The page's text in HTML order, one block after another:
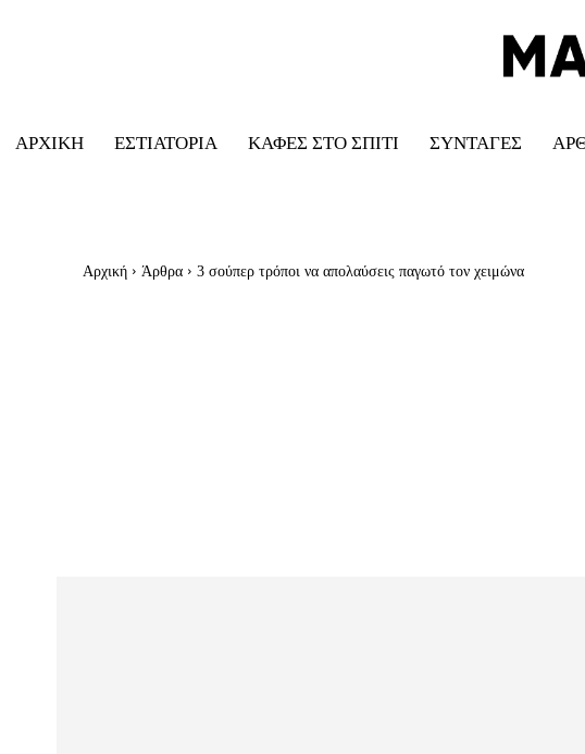
ΑΡΧΙΚΉ ΕΣΤΙΑΤΌΡΙΑ ΚΑΦΈΣ ΣΤΟ ΣΠΊΤΙ ΣΥΝΤΑΓΈΣ
Αρχική Άρθρα 3 σούπερ τρόποι να απολαύσεις παγωτό τον χειμώνα